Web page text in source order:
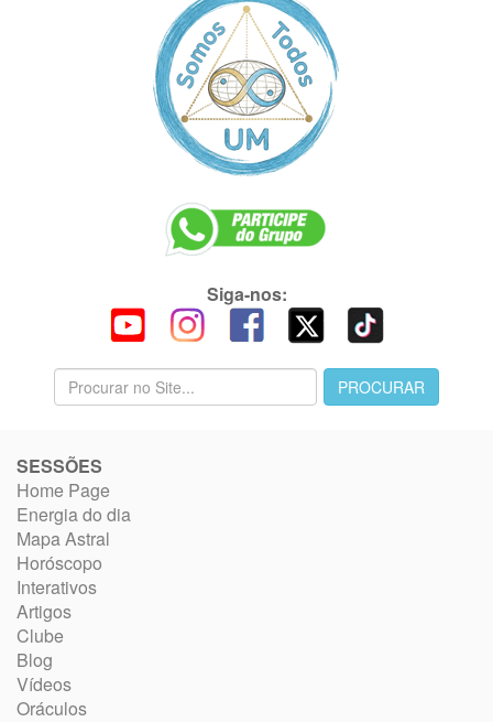
Siga-nos:
SESSÕES
Home Page
Energia do dia
Mapa Astral
Horóscopo
Interativos
Artigos
Clube
Blog
Vídeos
Oráculos